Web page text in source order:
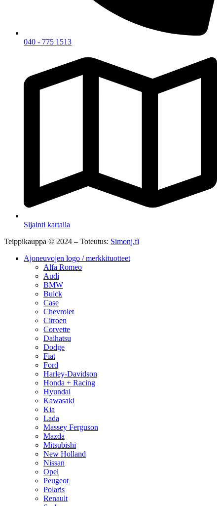
040 - 775 1513
Sijainti kartalla
Teippikauppa © 2024 – Toteutus: Simonj.fi
Ajoneuvojen logo / merkkituotteet
Alfa Romeo
Audi
BMW
Buick
Case
Chevrolet
Citroen
Corvette
Daihatsu
Dodge
Fiat
Ford
Harley-Davidson
Honda + Racing
Hyundai
Kawasaki
Kia
Lada
Massey Ferguson
Mazda
Mitsubishi
New Holland
Nissan
Opel
Peugeot
Polaris
Renault